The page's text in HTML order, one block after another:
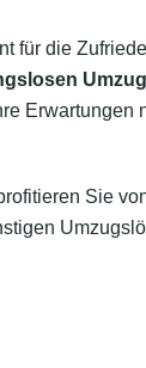
für die
Erwartungen
Sie